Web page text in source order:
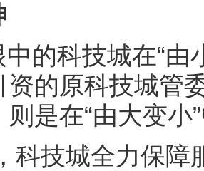
的科技城在“由
资的原科技城管
是在“由大变小
科技城全力保